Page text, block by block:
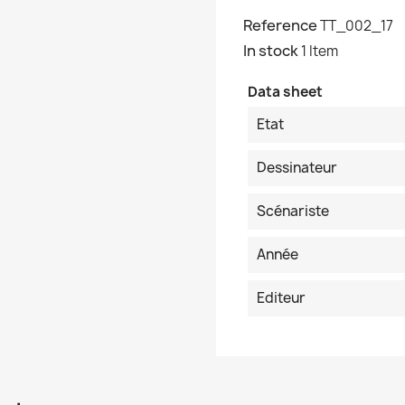
ReferenceTT_002_17
In stock1 Item
Data sheet
Etat
Dessinateur
Scénariste
Année
Editeur